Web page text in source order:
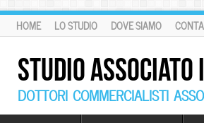
HOME LO STUDIO DOVE SIAMO
STUDIO
DOTTORI COMMERCIALISTI